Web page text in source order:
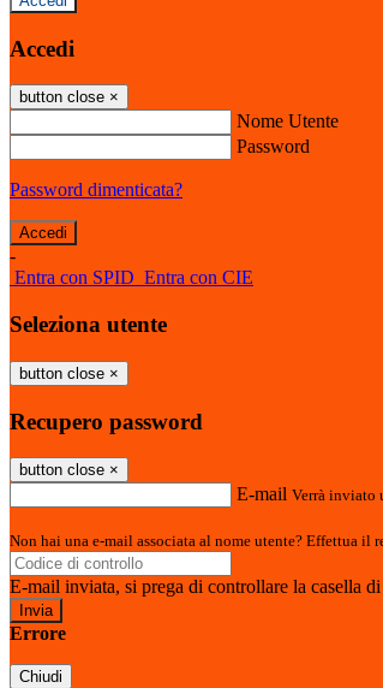
Accedi
button close ×
Nome Utente
Password
Password dimenticata?
-
Entra con SPID Entra con CIE
Seleziona utente
button close ×
Recupero password
button close ×
E-mail Verrà inviato
Non hai una e-mail associata al nome utente? Effettua il
E-mail inviata, si prega di controllare la casella
Errore
Chiudi